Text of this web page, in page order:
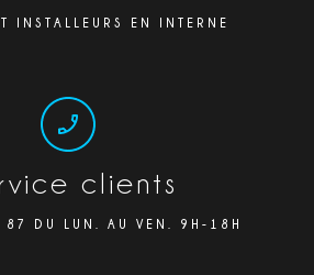
INSTALLEURS EN INTERNE
clients
DU LUN. AU VEN. 9H-18H